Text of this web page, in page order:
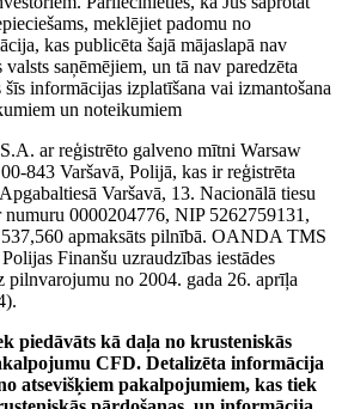
meklējiet padomu no
kas publicēta šajā mājaslapā nav
valsts saņēmējiem, un tā nav paredzēta
informācijas izplatīšana vai izmantošana
un noteikumiem
ar reģistrēto galveno mītni Warsaw
843 Varšavā, Polijā, kas ir reģistrēta
Varšavā, 13. Nacionālā tiesu
numuru 0000204776, NIP 5262759131,
apmaksāts pilnībā. OANDA TMS
Finanšu uzraudzības iestādes
pilnvarojumu no 2004. gada 26. aprīļa
piedāvāts kā daļa no krusteniskās
CFD. Detalizēta informācija
atsevišķiem pakalpojumiem, kas tiek